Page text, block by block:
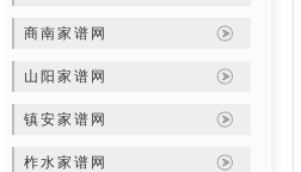
商南家谱网
山阳家谱网
镇安家谱网
柞水家谱网